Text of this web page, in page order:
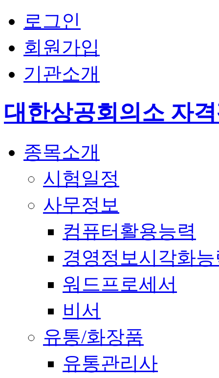
로그인
회원가입
기관소개
대한상공회의소 자
종목소개
시험일정
사무정보
컴퓨터활용능력
경영정보시각화
워드프로세서
비서
유통/화장품
유통관리사